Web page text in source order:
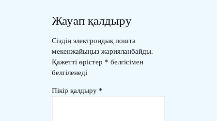
Жауап қалдыру
Сіздің электрондық пошта
мекенжайыңыз жарияланбайды.
Қажетті өрістер * белгісімен
белгіленеді
Пікір қалдыру *